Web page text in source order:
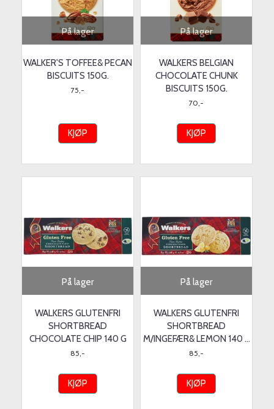
På lager
WALKER'S TOFFEE& PECAN
BISCUITS 150G.
75,-
KJØP
På lager
WALKERS BELGIAN
CHOCOLATE CHUNK
BISCUITS 150G.
70,-
KJØP
På lager
WALKERS GLUTENFRI
SHORTBREAD
CHOCOLATE CHIP 140 G
85,-
KJØP
På lager
WALKERS GLUTENFRI
SHORTBREAD
M/INGEFÆR& LEMON 140 ...
85,-
KJØP